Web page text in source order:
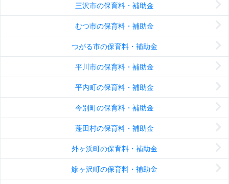
三沢市の保育料・補助金
むつ市の保育料・補助金
つがる市の保育料・補助金
平川市の保育料・補助金
平内町の保育料・補助金
今別町の保育料・補助金
蓬田村の保育料・補助金
外ヶ浜町の保育料・補助金
鰺ヶ沢町の保育料・補助金